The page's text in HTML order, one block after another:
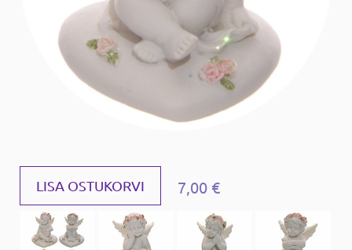
LISA OSTUKORVI 7,00 €